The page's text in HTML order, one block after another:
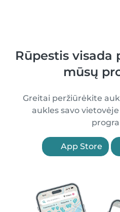
Rūpestis visada
mūsų
Greitai peržiūrėkite
aukles savo
App Store